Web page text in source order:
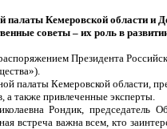
палаты Кемеровской области и
советы – их роль в
Президента
палаты Кемеровской области,
а также привлеченные эксперты.
Рондик, председатель
встречаважна всем, кто